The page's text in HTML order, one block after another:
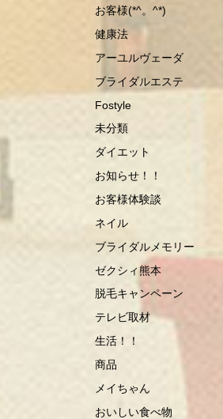
お客様(*^。^*)
健康法
アーユルヴェーダ
ブライダルエステ
Fostyle
未分類
ダイエット
お知らせ！！
お客様体験談
ネイル
ブライダルメモリー
ゼクシィ熊本
脱毛キャンペーン
テレビ取材
生活！！
商品
メイちゃん
おいしい食べ物